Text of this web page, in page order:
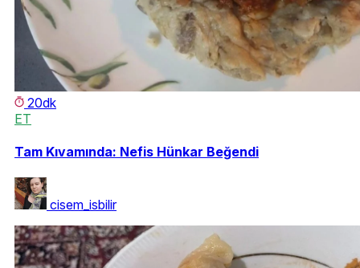
20dk
ET
Tam Kıvamında: Nefis Hünkar Beğendi
cisem_isbilir